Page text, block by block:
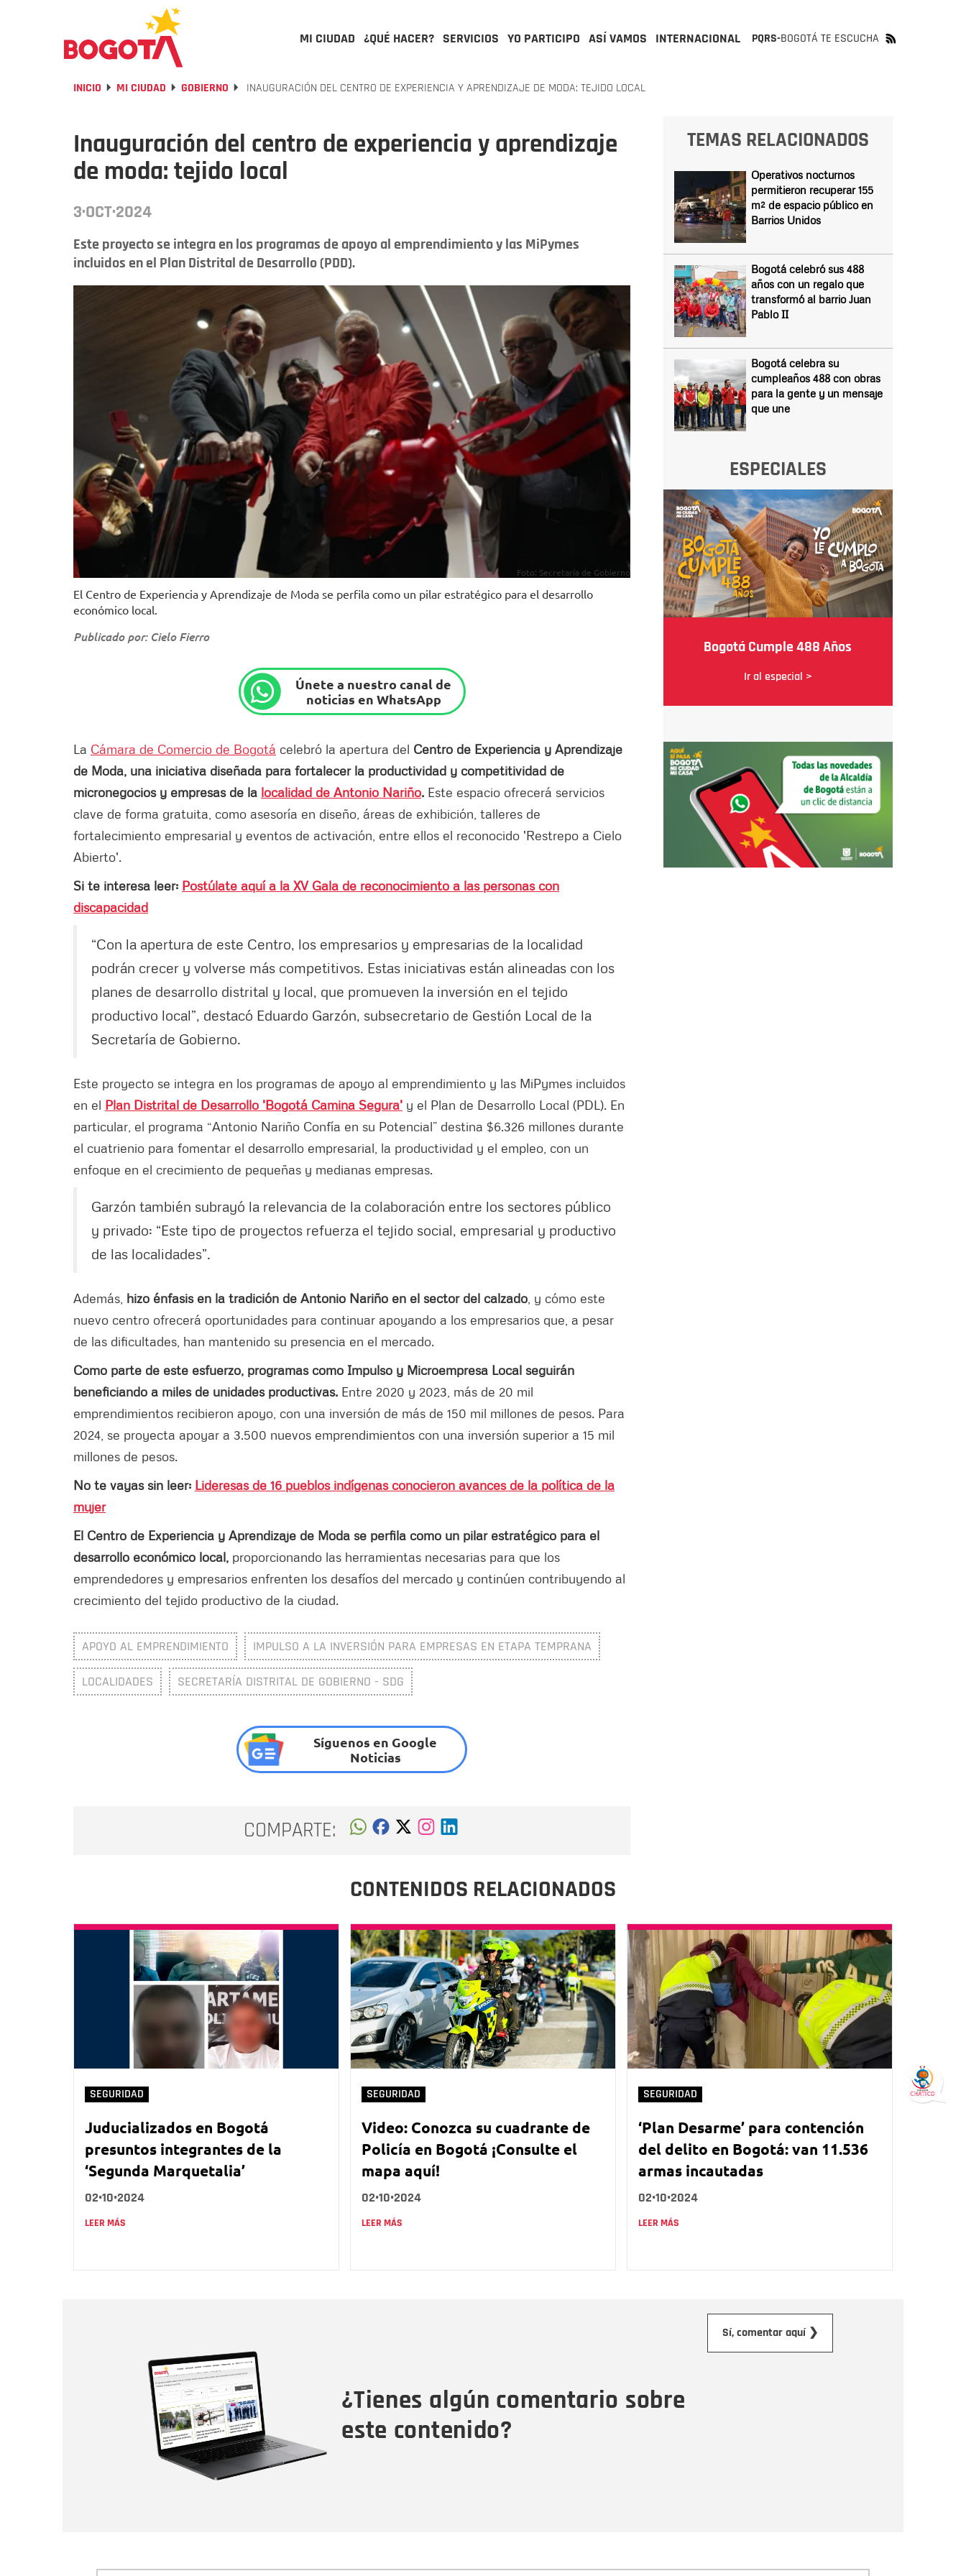
MI CIUDAD ¿QUÉ HACER? SERVICIOS YO PARTICIPO ASÍ VAMOS INTERNACIONAL PQRS-BOGOTÁ TE ESCUCHA
INICIO MI CIUDAD GOBIERNO INAUGURACIÓN DEL CENTRO DE EXPERIENCIA Y APRENDIZAJE DE MODA: TEJIDO LOCAL
Inauguración del centro de experiencia y aprendizaje
de moda: tejido local
3·OCT·2024
Este proyecto se integra en los programas de apoyo al emprendimiento y las MiPymes
incluidos en el Plan Distrital de Desarrollo (PDD).
Foto: Secretaría de Gobierno
El Centro de Experiencia y Aprendizaje de Moda se perfila como un pilar estratégico para el desarrollo
económico local.
Publicado por: Cielo Fierro
Únete a nuestro canal de
noticias en WhatsApp
La Cámara de Comercio de Bogotá celebró la apertura del Centro de Experiencia y Aprendizaje
de Moda, una iniciativa diseñada para fortalecer la productividad y competitividad de
micronegocios y empresas de la localidad de Antonio Nariño. Este espacio ofrecerá servicios
clave de forma gratuita, como asesoría en diseño, áreas de exhibición, talleres de
fortalecimiento empresarial y eventos de activación, entre ellos el reconocido 'Restrepo a Cielo
Abierto'.
Si te interesa leer: Postúlate aquí a la XV Gala de reconocimiento a las personas con
discapacidad
“Con la apertura de este Centro, los empresarios y empresarias de la localidad
podrán crecer y volverse más competitivos. Estas iniciativas están alineadas con los
planes de desarrollo distrital y local, que promueven la inversión en el tejido
productivo local”, destacó Eduardo Garzón, subsecretario de Gestión Local de la
Secretaría de Gobierno.
Este proyecto se integra en los programas de apoyo al emprendimiento y las MiPymes incluidos
en el Plan Distrital de Desarrollo 'Bogotá Camina Segura' y el Plan de Desarrollo Local (PDL). En
particular, el programa “Antonio Nariño Confía en su Potencial” destina $6.326 millones durante
el cuatrienio para fomentar el desarrollo empresarial, la productividad y el empleo, con un
enfoque en el crecimiento de pequeñas y medianas empresas.
Garzón también subrayó la relevancia de la colaboración entre los sectores público
y privado: “Este tipo de proyectos refuerza el tejido social, empresarial y productivo
de las localidades”.
Además, hizo énfasis en la tradición de Antonio Nariño en el sector del calzado , y cómo este
nuevo centro ofrecerá oportunidades para continuar apoyando a los empresarios que, a pesar
de las dificultades, han mantenido su presencia en el mercado.
Como parte de este esfuerzo, programas como Impulso y Microempresa Local seguirán
beneficiando a miles de unidades productivas. Entre 2020 y 2023, más de 20 mil
emprendimientos recibieron apoyo, con una inversión de más de 150 mil millones de pesos. Para
2024, se proyecta apoyar a 3.500 nuevos emprendimientos con una inversión superior a 15 mil
millones de pesos.
No te vayas sin leer: Lideresas de 16 pueblos indígenas conocieron avances de la política de la
mujer
El Centro de Experiencia y Aprendizaje de Moda se perfila como un pilar estratégico para el
desarrollo económico local, proporcionando las herramientas necesarias para que los
emprendedores y empresarios enfrenten los desafíos del mercado y continúen contribuyendo al
crecimiento del tejido productivo de la ciudad.
APOYO AL EMPRENDIMIENTO IMPULSO A LA INVERSIÓN PARA EMPRESAS EN ETAPA TEMPRANA
LOCALIDADES SECRETARÍA DISTRITAL DE GOBIERNO - SDG
Síguenos en Google
Noticias
COMPARTE:
TEMAS RELACIONADOS
Operativos nocturnos
permitieron recuperar 155
m² de espacio público en
Barrios Unidos
Bogotá celebró sus 488
años con un regalo que
transformó al barrio Juan
Pablo II
Bogotá celebra su
cumpleaños 488 con obras
para la gente y un mensaje
que une
ESPECIALES
Bogotá Cumple 488 Años
Ir al especial >
CONTENIDOS RELACIONADOS
SEGURIDAD
Juducializados en Bogotá
presuntos integrantes de la
‘Segunda Marquetalia’
02•10•2024
LEER MÁS
SEGURIDAD
Video: Conozca su cuadrante de
Policía en Bogotá ¡Consulte el
mapa aquí!
02•10•2024
LEER MÁS
SEGURIDAD
‘Plan Desarme’ para contención
del delito en Bogotá: van 11.536
armas incautadas
02•10•2024
LEER MÁS
¿Tienes algún comentario sobre
este contenido?
Sí, comentar aquí ❯